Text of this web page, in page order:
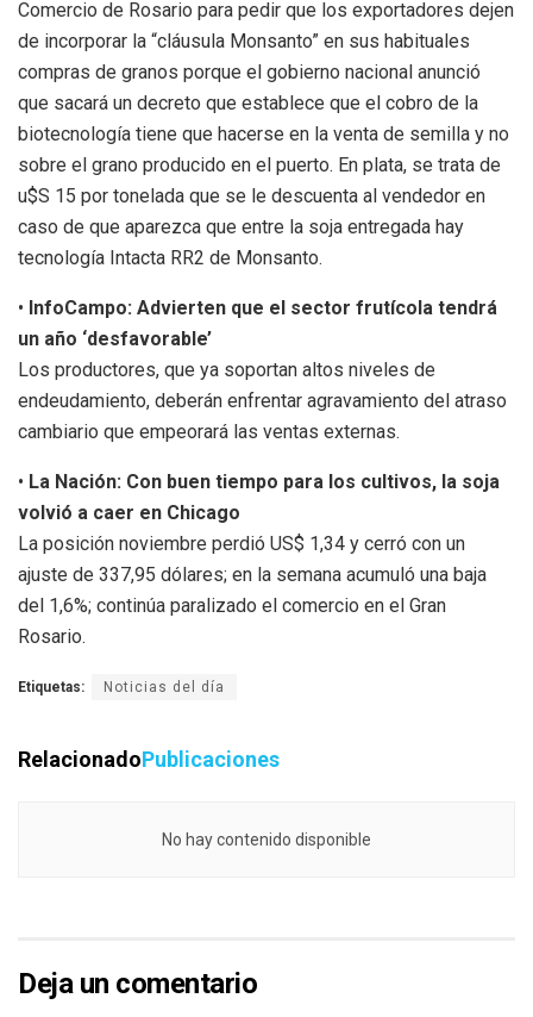
Comercio de Rosario para pedir que los exportadores dejen
de incorporar la “cláusula Monsanto” en sus habituales
compras de granos porque el gobierno nacional anunció
que sacará un decreto que establece que el cobro de la
biotecnología tiene que hacerse en la venta de semilla y no
sobre el grano producido en el puerto. En plata, se trata de
u$S 15 por tonelada que se le descuenta al vendedor en
caso de que aparezca que entre la soja entregada hay
tecnología Intacta RR2 de Monsanto.
• InfoCampo: Advierten que el sector frutícola tendrá
un año ‘desfavorable’
Los productores, que ya soportan altos niveles de
endeudamiento, deberán enfrentar agravamiento del atraso
cambiario que empeorará las ventas externas.
• La Nación: Con buen tiempo para los cultivos, la soja
volvió a caer en Chicago
La posición noviembre perdió US$ 1,34 y cerró con un
ajuste de 337,95 dólares; en la semana acumuló una baja
del 1,6%; continúa paralizado el comercio en el Gran
Rosario.
Etiquetas: Noticias del día
RelacionadoPublicaciones
No hay contenido disponible
Deja un comentario